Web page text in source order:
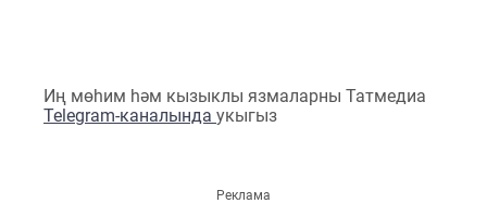
Иң мөһим һәм кызыклы язмаларны Татмедиа
Telegram-каналында укыгыз
Реклама